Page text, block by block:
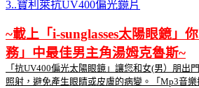
3..寶利萊抗UV400偏光鏡片
~載上「i-sunglasses太陽眼鏡」
務」中最佳男主角湯姆克魯斯~
「抗UV400偏光太陽眼鏡」讓您和女(男）朋出
照射，避免產生眼睛或皮膚的病變。「Mp3音